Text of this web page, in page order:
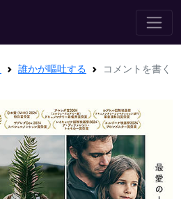
誰かが嘔吐する コメントを書く